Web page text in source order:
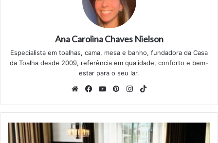
Ana Carolina Chaves Nielson
Especialista em toalhas, cama, mesa e banho, fundadora da Casa
da Toalha desde 2009, referência em qualidade, conforto e bem-
estar para o seu lar.
WebsiteFacebook
YouTubePinterestInstagram
Como
envelopar